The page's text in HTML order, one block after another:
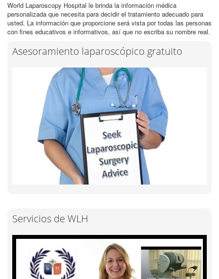
World Laparoscopy Hospital le brinda la información médica
personalizada que necesita para decidir el tratamiento adecuado para
usted. La información que proporcione será vista por todas las personas
con fines educativos e informativos, así que no escriba su nombre real.
Asesoramiento laparoscópico gratuito
Servicios de WLH